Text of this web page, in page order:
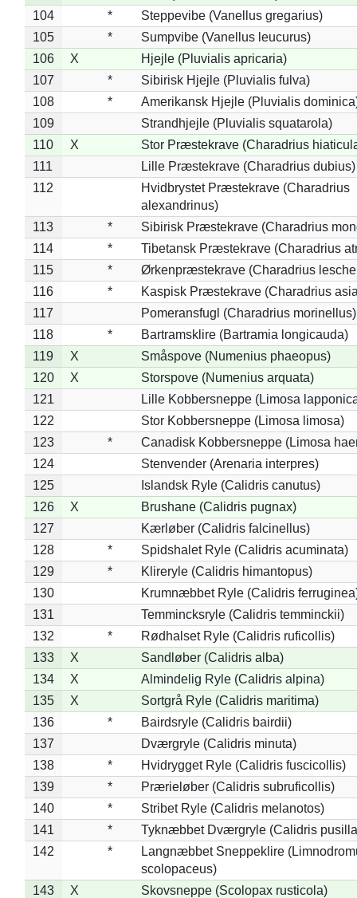
104
*
Steppevibe (Vanellus gregarius)
105
*
Sumpvibe (Vanellus leucurus)
106
X
Hjejle (Pluvialis apricaria)
107
*
Sibirisk Hjejle (Pluvialis fulva)
108
*
Amerikansk Hjejle (Pluvialis
109
Strandhjejle (Pluvialis squatarola)
110
X
Stor Præstekrave (Charadrius
111
Lille Præstekrave (Charadrius dubius)
112
Hvidbrystet Præstekrave (Charadrius
alexandrinus)
113
*
Sibirisk Præstekrave (Charadrius
114
*
Tibetansk Præstekrave (Charadrius
115
*
Ørkenpræstekrave (Charadrius
116
*
Kaspisk Præstekrave (Charadrius
117
Pomeransfugl (Charadrius morinellus)
118
*
Bartramsklire (Bartramia longicauda)
119
X
Småspove (Numenius phaeopus)
120
X
Storspove (Numenius arquata)
121
Lille Kobbersneppe (Limosa
122
Stor Kobbersneppe (Limosa limosa)
123
*
Canadisk Kobbersneppe (Limosa
124
Stenvender (Arenaria interpres)
125
Islandsk Ryle (Calidris canutus)
126
X
Brushane (Calidris pugnax)
127
Kærløber (Calidris falcinellus)
128
*
Spidshalet Ryle (Calidris acuminata)
129
*
Klireryle (Calidris himantopus)
130
Krumnæbbet Ryle (Calidris
131
Temmincksryle (Calidris temminckii)
132
*
Rødhalset Ryle (Calidris ruficollis)
133
X
Sandløber (Calidris alba)
134
X
Almindelig Ryle (Calidris alpina)
135
X
Sortgrå Ryle (Calidris maritima)
136
*
Bairdsryle (Calidris bairdii)
137
Dværgryle (Calidris minuta)
138
*
Hvidrygget Ryle (Calidris fuscicollis)
139
*
Prærieløber (Calidris subruficollis)
140
*
Stribet Ryle (Calidris melanotos)
141
*
Tyknæbbet Dværgryle (Calidris
142
*
Langnæbbet Sneppeklire
scolopaceus)
143
X
Skovsneppe (Scolopax rusticola)